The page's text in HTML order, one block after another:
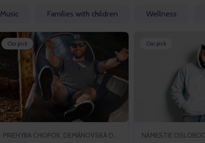
Music Families with children Wellness
Our pick
PRIEHYBA CHOPOK, DEMÄNOVSKÁ DOLINA
Our pick